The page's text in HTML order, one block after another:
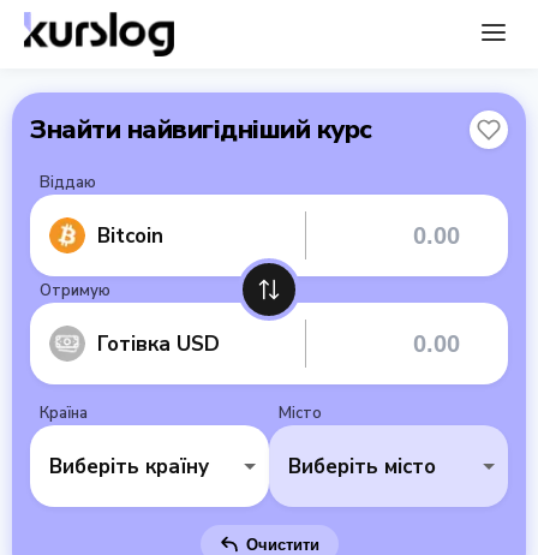
Знайти найвигідніший курс
Віддаю
Bitcoin
Отримую
Готівка USD
Країна
Виберіть країну
Місто
Виберіть місто
Очистити